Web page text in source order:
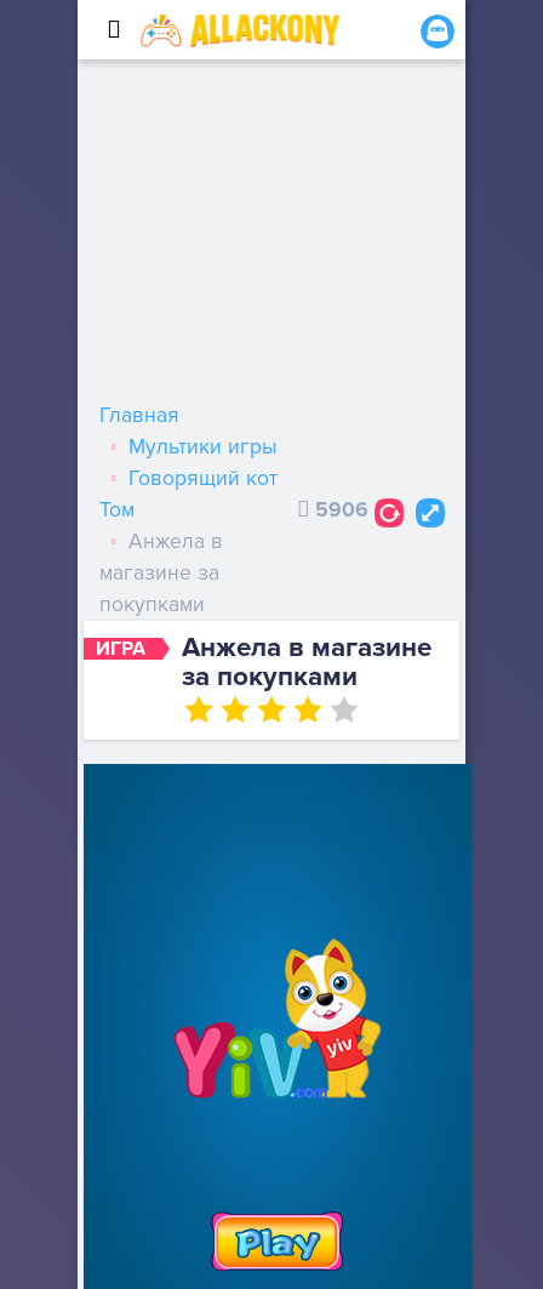
ИГРА
Анжела в магазине
за покупками
Главная
Мультики игры
Говорящий кот
Том
Анжела в
магазине за
покупками
5906